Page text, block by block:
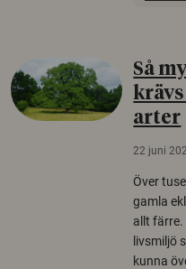
Så
arter
22 juni
Över
gamla
allt färre.
livsmiljö
kunna